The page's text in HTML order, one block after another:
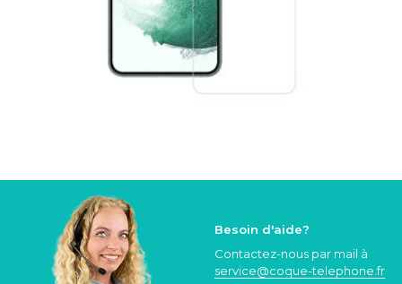
Besoin d'aide?
Contactez-nous par mail à
service@coque-telephone.fr